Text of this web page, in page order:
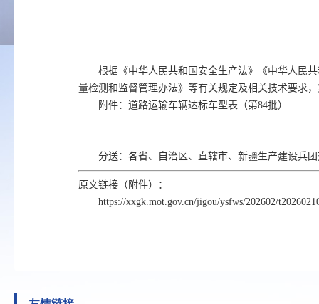
根据《中华人民共和国安全生产法》《中华人民
量检测和监督管理办法》等有关规定及相关技术要求
附件：道路运输车辆达标车型表（第84批）
分送：各省、自治区、直辖市、新疆生产建设兵
原文链接（附件）：
https://xxgk.mot.gov.cn/jigou/ysfws/202602/